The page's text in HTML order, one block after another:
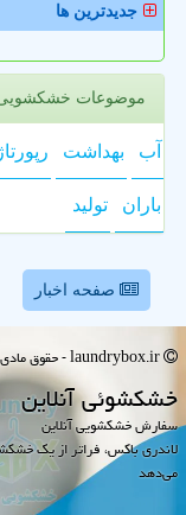
جدیدترین ها
موضوعات خشکشویی
آب بهداشت رپورتاژ
باران تولید
صفحه اخبار
خشكشوئی آنلاین
سفارش خشکشویی آنلاین
لاندری باکس، فراتر از یک
می‌دهد